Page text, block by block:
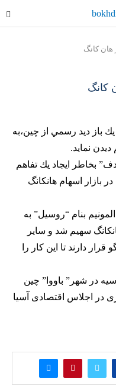
هان كانگ
كانگ
باز ديد رسمي از چين،به
نمايد.
بخاطر ايجاد يك تفاهم
اسهام هانكانگ
المونیم بنام “روسیل” به
سهیم شد و سایر
دارند تا این کار را
در شهر” باووا” چین
در اجلاس اقتصادی آسیا